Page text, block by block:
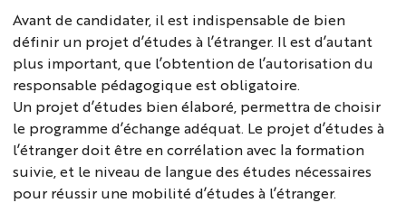
Avant de candidater, il est indispensable de bien
définir un projet d’études à l’étranger. Il est d’autant
plus important, que l’obtention de l’autorisation du
responsable pédagogique est obligatoire.
Un projet d’études bien élaboré, permettra de choisir
le programme d’échange adéquat. Le projet d’études à
l’étranger doit être en corrélation avec la formation
suivie, et le niveau de langue des études nécessaires
pour réussir une mobilité d’études à l’étranger.